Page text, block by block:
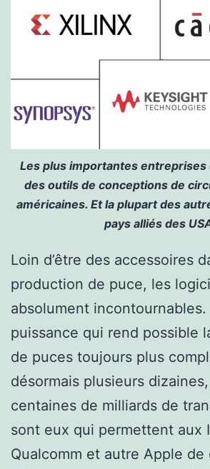
Les plus importantes
des outils de conceptions de
américaines. Et la plupart des
pays alliés des
Loin d’être des accessoires
production de puce, les
absolument incontournables.
puissance qui rend possible
de puces toujours plus
désormais plusieurs
centaines de milliards de
sont eux qui permettent aux
Qualcomm et autre Apple